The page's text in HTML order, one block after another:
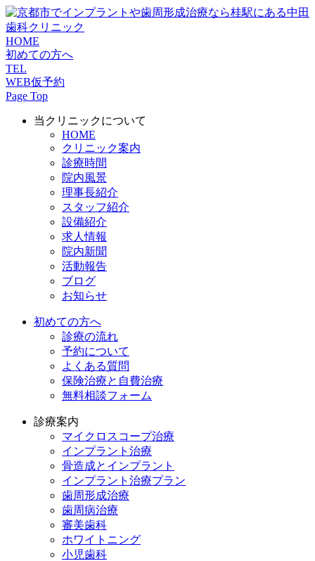
HOME
初めての方へ
TEL
WEB仮予約
Page Top
当クリニックについて
HOME
クリニック案内
診療時間
院内風景
理事長紹介
スタッフ紹介
設備紹介
求人情報
院内新聞
活動報告
ブログ
お知らせ
初めての方へ
診療の流れ
予約について
よくある質問
保険治療と自費治療
無料相談フォーム
診療案内
マイクロスコープ治療
インプラント治療
骨造成とインプラント
インプラント治療プラン
歯周形成治療
歯周病治療
審美歯科
ホワイトニング
小児歯科